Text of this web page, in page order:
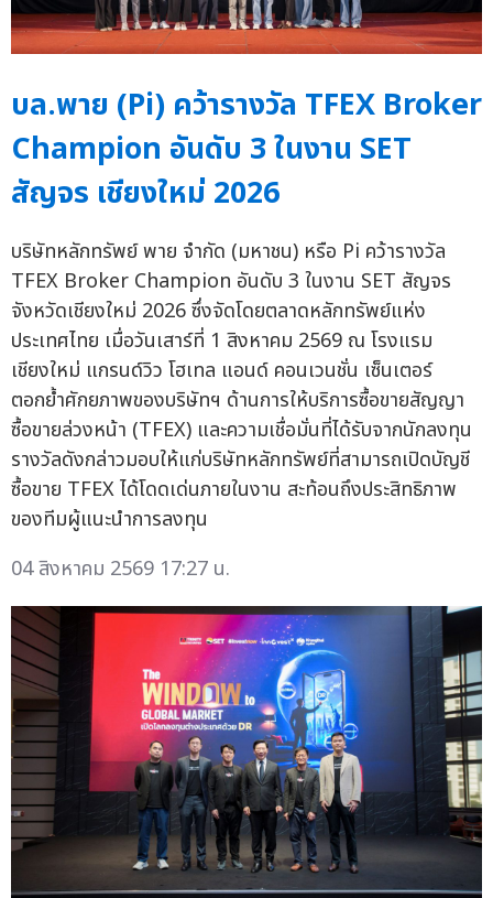
บล.พาย (Pi) คว้ารางวัล TFEX Broker
Champion อันดับ 3 ในงาน SET
สัญจร เชียงใหม่ 2026
บริษัทหลักทรัพย์ พาย จำกัด (มหาชน) หรือ Pi คว้ารางวัล
TFEX Broker Champion อันดับ 3 ในงาน SET สัญจร
จังหวัดเชียงใหม่ 2026 ซึ่งจัดโดยตลาดหลักทรัพย์แห่ง
ประเทศไทย เมื่อวันเสาร์ที่ 1 สิงหาคม 2569 ณ โรงแรม
เชียงใหม่ แกรนด์วิว โฮเทล แอนด์ คอนเวนชั่น เซ็นเตอร์
ตอกย้ำศักยภาพของบริษัทฯ ด้านการให้บริการซื้อขายสัญญา
ซื้อขายล่วงหน้า (TFEX) และความเชื่อมั่นที่ได้รับจากนักลงทุน
รางวัลดังกล่าวมอบให้แก่บริษัทหลักทรัพย์ที่สามารถเปิดบัญชี
ซื้อขาย TFEX ได้โดดเด่นภายในงาน สะท้อนถึงประสิทธิภาพ
ของทีมผู้แนะนำการลงทุน
04 สิงหาคม 2569 17:27 น.